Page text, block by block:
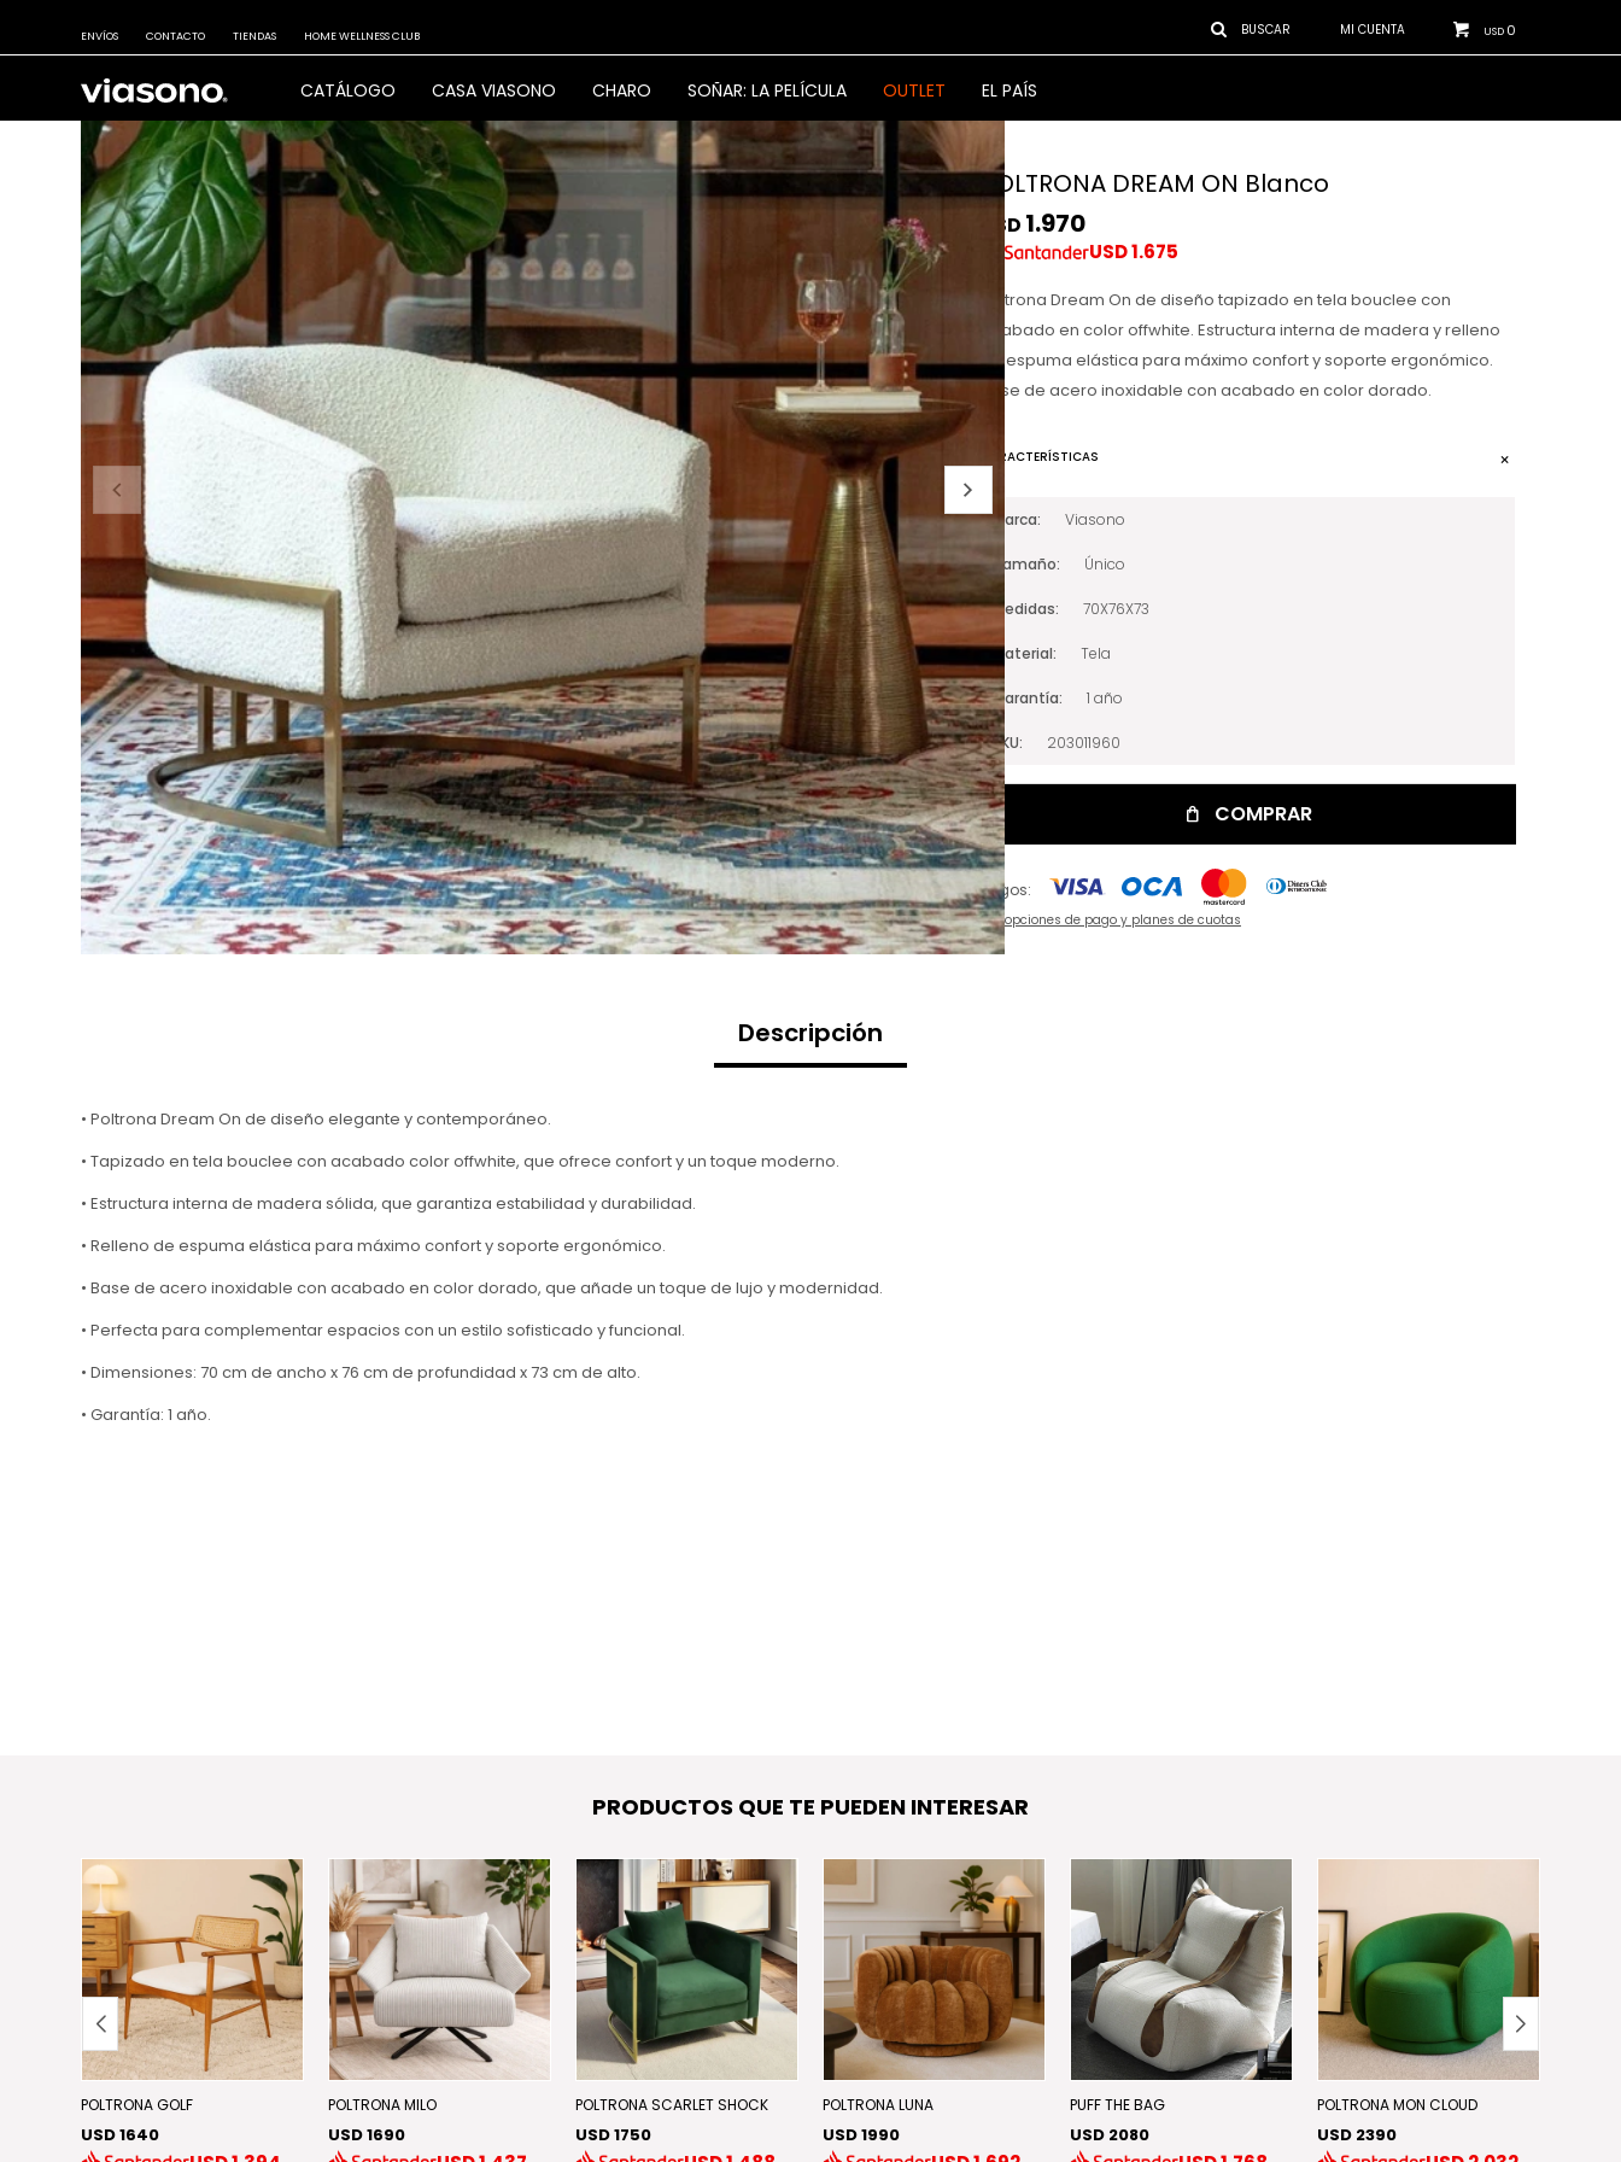
CATÁLOGO CASA VIASONO CHARO SOÑAR: LA PELÍCULA OUTLET EL PAÍS
USD 0
ENVÍOS CONTACTO TIENDAS HOME WELLNESS CLUB
POLTRONA DREAM ON Blanco
USD 1.970
USD1.675
Poltrona Dream On de diseño tapizado en tela bouclee con
acabado en color offwhite. Estructura interna de madera y relleno
de espuma elástica para máximo confort y soporte ergonómico.
Base de acero inoxidable con acabado en color dorado.
CARACTERÍSTICAS
Marca Viasono
Tamaño Único
Medidas 70X76X73
Material Tela
Garantía 1 año
SKU 203011960
COMPRAR
Pagos:
Ver opciones de pago y planes de cuotas
Descripción
• Poltrona Dream On de diseño elegante y contemporáneo.
• Tapizado en tela bouclee con acabado color offwhite, que ofrece confort y un toque moderno.
• Estructura interna de madera sólida, que garantiza estabilidad y durabilidad.
• Relleno de espuma elástica para máximo confort y soporte ergonómico.
• Base de acero inoxidable con acabado en color dorado, que añade un toque de lujo y modernidad.
• Perfecta para complementar espacios con un estilo sofisticado y funcional.
• Dimensiones: 70 cm de ancho x 76 cm de profundidad x 73 cm de alto.
• Garantía: 1 año.
PRODUCTOS QUE TE PUEDEN INTERESAR
POLTRONA GOLF
USD 1640
POLTRONA MILO
USD 1690
POLTRONA SCARLET SHOCK
USD 1750
POLTRONA LUNA
USD 1990
PUFF THE BAG
USD 2080
POLTRONA MON CLOUD
USD 2390